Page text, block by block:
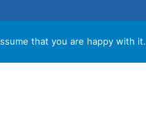
that you are happy with it.